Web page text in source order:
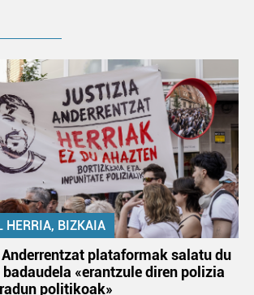
HERRIA, BIZKAIA
plataformak salatu du
«erantzule diren polizia
politikoak»